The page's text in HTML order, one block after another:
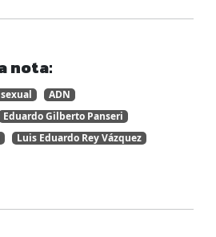
nota:
ADN
Eduardo Gilberto Panseri
Luis Eduardo Rey Vázquez